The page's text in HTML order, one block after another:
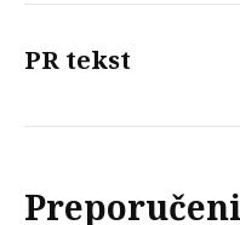
PR tekst